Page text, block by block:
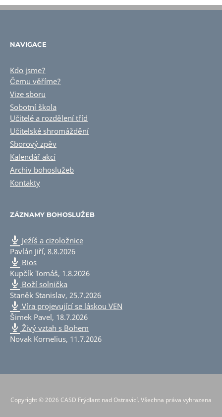
NAVIGACE
Kdo jsme?
Čemu věříme?
Vize sboru
Sobotní škola
Učitelé a rozdělení tříd
Učitelské shromáždění
Sborový zpěv
Kalendář akcí
Archiv bohoslužeb
Kontakty
ZÁZNAMY BOHOSLUŽEB
Ježíš a cizoložnice
Pavlán Jiří, 8.8.2026
Bios
Kupčík Tomáš, 1.8.2026
Boží solnička
Staněk Stanislav, 25.7.2026
Víra projevující se láskou VEN
Šimek Pavel, 18.7.2026
Živý vztah s Bohem
Novak Kornelius, 11.7.2026
Copyright © 2026 CASD Frýdlant nad Ostravicí. Všechna práva vyhrazena